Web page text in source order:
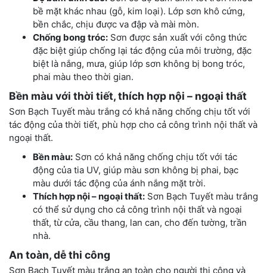
bề mặt khác nhau (gỗ, kim loại). Lớp sơn khô cứng,
bền chắc, chịu được va đập và mài mòn.
Chống bong tróc: Sơn được sản xuất với công thức
đặc biệt giúp chống lại tác động của môi trường, đặc
biệt là nắng, mưa, giúp lớp sơn không bị bong tróc,
phai màu theo thời gian.
Bền màu với thời tiết, thích hợp nội – ngoại thất
Sơn Bạch Tuyết màu trắng có khả năng chống chịu tốt với
tác động của thời tiết, phù hợp cho cả công trình nội thất và
ngoại thất.
Bền màu: Sơn có khả năng chống chịu tốt với tác
động của tia UV, giúp màu sơn không bị phai, bạc
màu dưới tác động của ánh nắng mặt trời.
Thích hợp nội – ngoại thất: Sơn Bạch Tuyết màu trắng
có thể sử dụng cho cả công trình nội thất và ngoại
thất, từ cửa, cầu thang, lan can, cho đến tường, trần
nhà.
An toàn, dễ thi công
Sơn Bạch Tuyết màu trắng an toàn cho người thi công và